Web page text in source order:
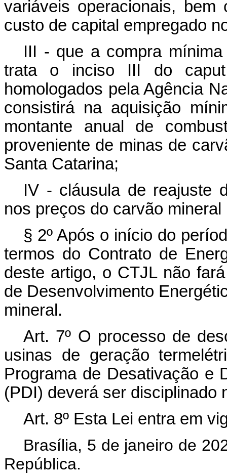
variáveis operacionais, bem
custo de capital empregado
III - que a compra
trata o inciso III do caput
homologados pela Agência
consistirá na aquisição
montante anual de
proveniente de minas de
Santa Catarina;
IV - cláusula de reajuste
nos preços do carvão
§ 2º Após o início do
termos do Contrato de
deste artigo, o CTJL não
de Desenvolvimento
mineral.
Art. 7º O processo de
usinas de geração
Programa de Desativação e
(PDI) deverá ser disciplinado
Art. 8º Esta Lei entra em
Brasília, 5 de janeiro de
República.